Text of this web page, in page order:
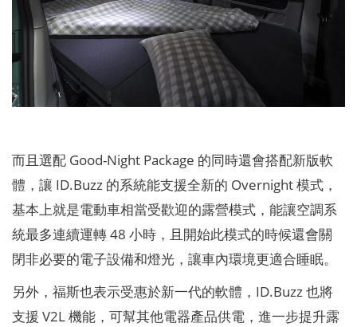
而且選配 Good-Night Package 的同時還會搭配新版軟
體，讓 ID.Buzz 的系統能支援全新的 Overnight 模式，
基本上就是電動車相當受歡迎的露營模式，能讓空調系
統最多連續運轉 48 小時，且開始此模式的時候還會關
閉非必要的電子設備和燈光，讓車內環境更適合睡眠。
另外，福斯也表示受惠於新一代的軟體，ID.Buzz 也將
支援 V2L 機能，可幫其他電器產品供電，進一步提升露